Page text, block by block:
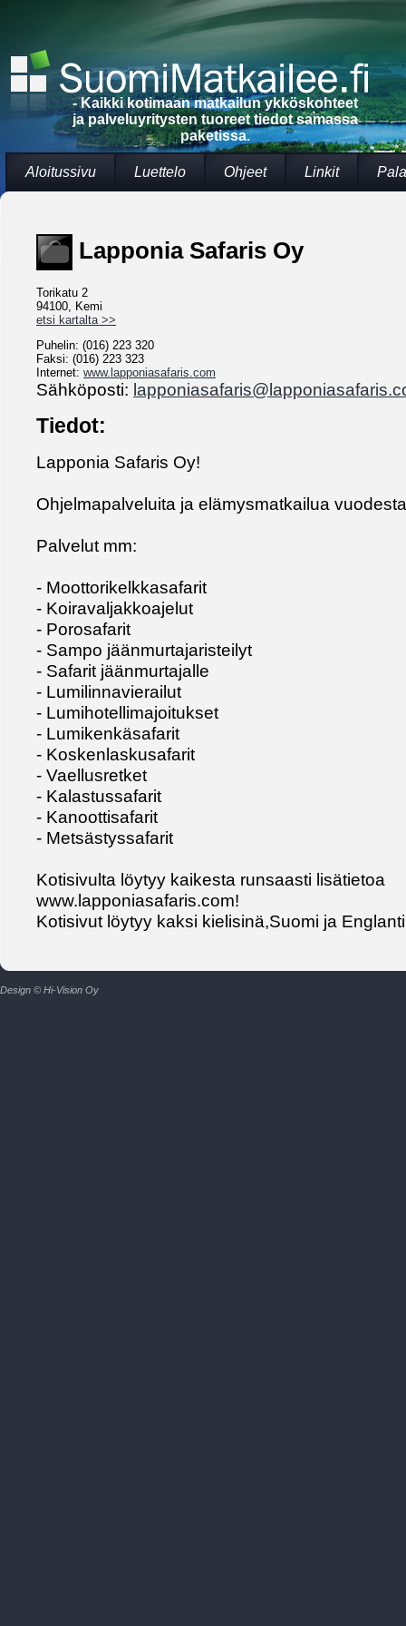
- Kaikki kotimaan matkailun ykköskohteet
ja palveluyritysten tuoreet tiedot samassa
paketissa.
Aloitussivu Luettelo Ohjeet Linkit
Lapponia Safaris Oy
Torikatu 2
94100, Kemi
etsi kartalta >>
Puhelin: (016) 223 320
Faksi: (016) 223 323
Internet: www.lapponiasafaris.com
Sähköposti:
Tiedot:
Lapponia Safaris Oy!
Ohjelmapalveluita ja elämysmatkailua
Palvelut mm:
- Moottorikelkkasafarit
- Koiravaljakkoajelut
- Porosafarit
- Sampo jäänmurtajaristeilyt
- Safarit jäänmurtajalle
- Lumilinnavierailut
- Lumihotellimajoitukset
- Lumikenkäsafarit
- Koskenlaskusafarit
- Vaellusretket
- Kalastussafarit
- Kanoottisafarit
- Metsästyssafarit
Kotisivulta löytyy kaikesta runsaasti lisätietoa
www.lapponiasafaris.com!
Kotisivut löytyy kaksi kielisinä,Suomi ja
Design © Hi-Vision Oy